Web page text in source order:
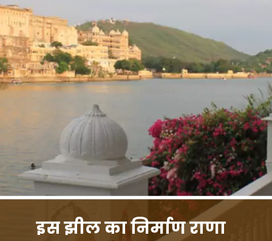
इस झील का निर्माण राणा